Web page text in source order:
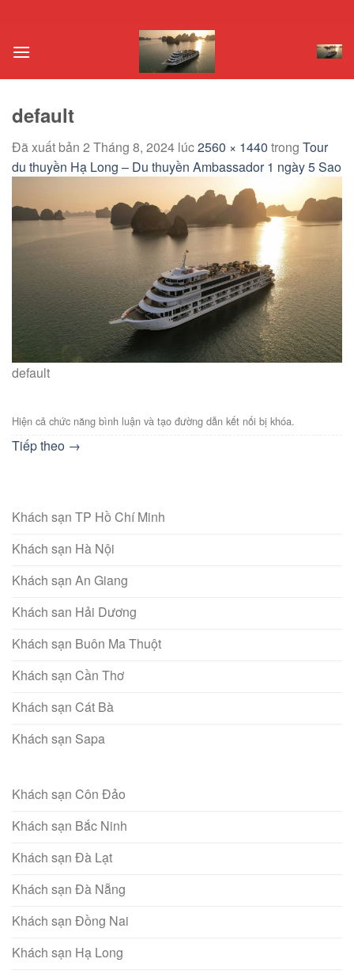
nội
default
Đã xuất bản 2 Tháng 8, 2024 lúc2560 × 1440 trong Tour
du thuyền Hạ Long – Du thuyền Ambassador 1 ngày 5 Sao
default
Hiện cả chức năng bình luận và tạo đường dẫn kết nối bị khóa.
Tiếp theo →
Khách sạn TP Hồ Chí Minh
Khách sạn Hà Nội
Khách sạn An Giang
Khách san Hải Dương
Khách sạn Buôn Ma Thuột
Khách sạn Cần Thơ
Khách sạn Cát Bà
Khách sạn Sapa
Khách sạn Côn Đảo
Khách sạn Bắc Ninh
Khách sạn Đà Lạt
Khách sạn Đà Nẵng
Khách sạn Đồng Nai
Khách sạn Hạ Long